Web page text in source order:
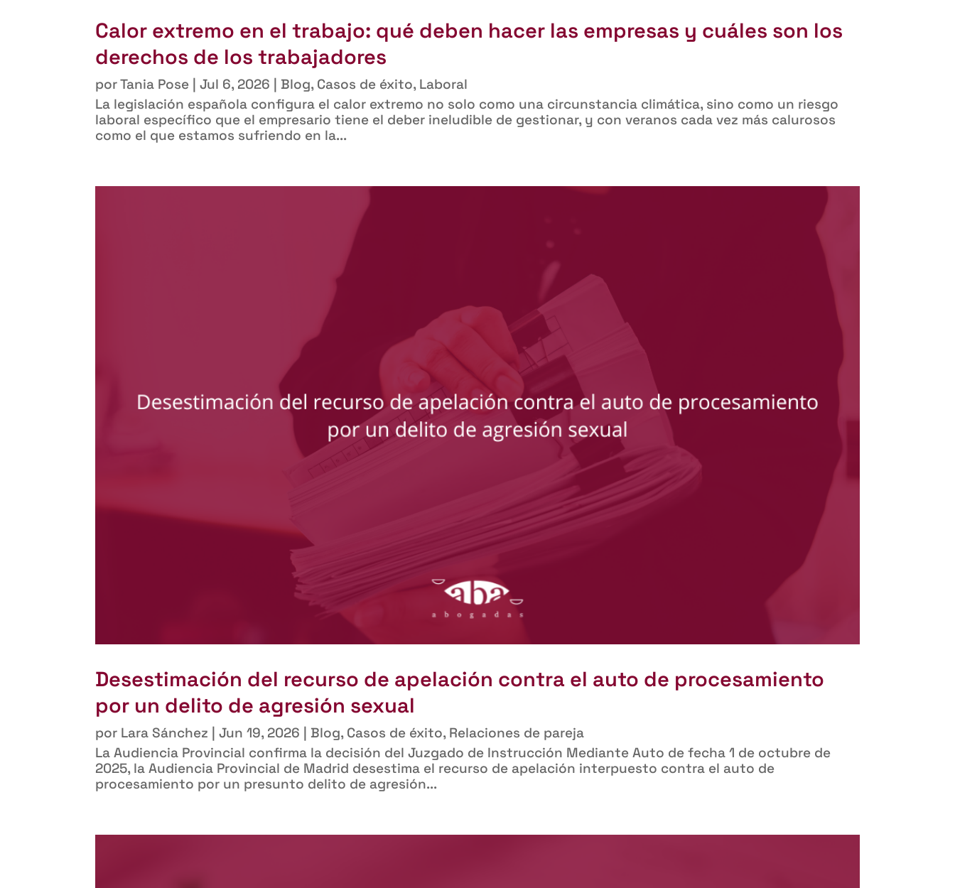
Calor extremo en el trabajo: qué deben hacer las empresas y cuáles son los
derechos de los trabajadores
porTania Pose |Jul 6, 2026 | Blog, Casos de éxito, Laboral
La legislación española configura el calor extremo no solo como una circunstancia climática, sino como un riesgo
laboral específico que el empresario tiene el deber ineludible de gestionar, y con veranos cada vez más calurosos
como el que estamos sufriendo en la...
Desestimación del recurso de apelación contra el auto de procesamiento
por un delito de agresión sexual
por Lara Sánchez |Jun 19, 2026 | Blog, Casos de éxito, Relaciones de pareja
La Audiencia Provincial confirma la decisión del Juzgado de Instrucción Mediante Auto de fecha 1 de octubre de
2025, la Audiencia Provincial de Madrid desestima el recurso de apelación interpuesto contra el auto de
procesamiento por un presunto delito de agresión...